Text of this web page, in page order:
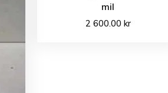
mil
2 600.00 kr